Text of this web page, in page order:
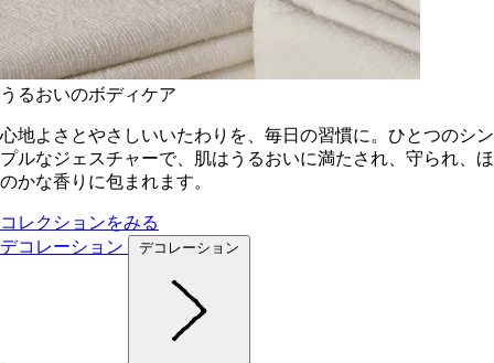
うるおいのボディケア
心地よさとやさしいいたわりを、毎日の習慣に。ひとつのシン
プルなジェスチャーで、肌はうるおいに満たされ、守られ、ほ
のかな香りに包まれます。
コレクションをみる
デコレーション
デコレーション